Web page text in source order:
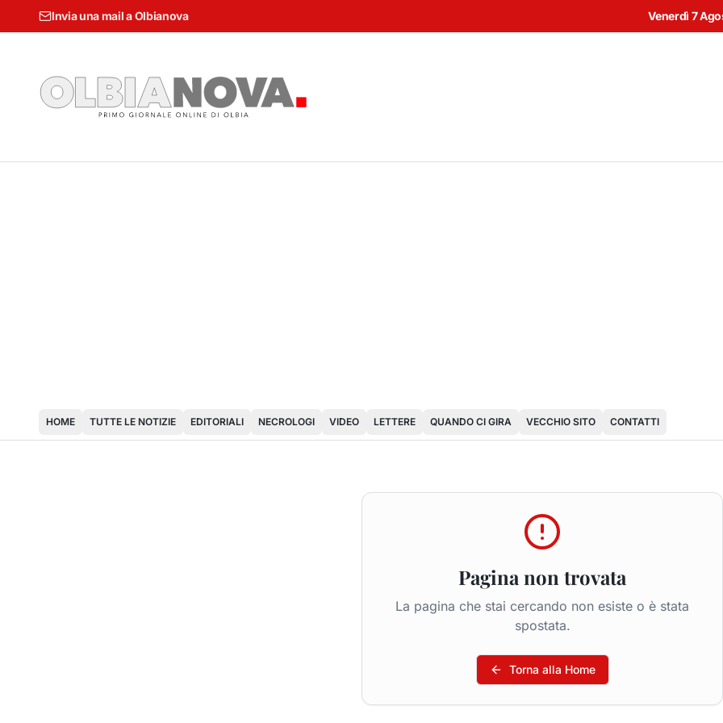
Invia una mail a Olbianova Venerdì 7
HOME TUTTE LE NOTIZIE EDITORIALI NECROLOGI VIDEO LETTERE QUANDO CI GIRA VECCHIO SITO CONTATTI
Pagina non trovata
La pagina che stai cercando non esiste o è stata
spostata.
Torna alla Home